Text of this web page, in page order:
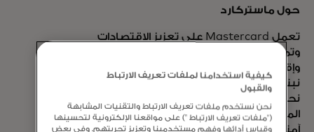
حول ماستركارد
تعمل Mastercard على تعزيز الاقتصادات
وإقليم حول العالم. جنبًا إلى جنب مع عملائنا،
نبني اقتصادًا مرنًا حيث يمكن للجميع الازدهار.
نحن ندعم مجموعة واسعة من خيارات
المدفوعات الرقمية، مما يجعل المعاملات
آمنة وبسيطة وذكية ويمكن الوصول إليها.
كيفية استخدامنا لملفات تعريف الارتباط
والقبول
نحن نستخدم ملفات تعريف الارتباط والتقنيات المشابهة
("ملفات تعريف الارتباط ") على مواقعنا الإلكترونية لتحسينها
وقياس أدائها وفهم مستخدمينا وتعزيز تجربتهم. وفي بعض